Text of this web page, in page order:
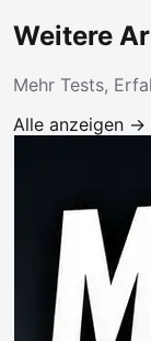
Weitere
Mehr Tests,
Alle anzeigen →